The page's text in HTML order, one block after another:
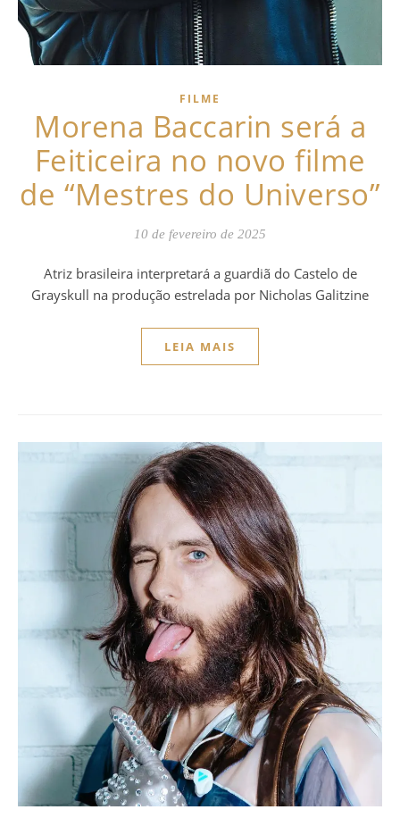
FILME
Morena Baccarin será a
Feiticeira no novo filme
de “Mestres do Universo”
10 de fevereiro de 2025
Atriz brasileira interpretará a guardiã do Castelo de
Grayskull na produção estrelada por Nicholas Galitzine
LEIA MAIS